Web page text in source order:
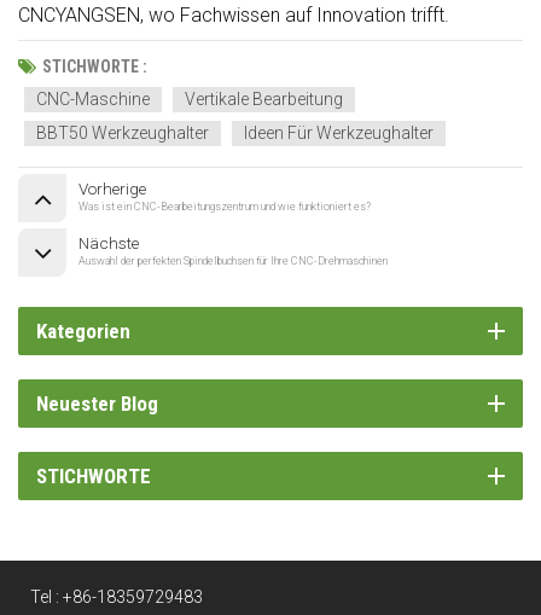
CNCYANGSEN, wo Fachwissen auf Innovation trifft.
STICHWORTE :
CNC-Maschine
Vertikale Bearbeitung
BBT50 Werkzeughalter
Ideen Für Werkzeughalter
Vorherige
Was ist ein CNC-Bearbeitungszentrum und wie funktioniert es?
Nächste
Auswahl der perfekten Spindelbuchsen für Ihre CNC-Drehmaschinen
Kategorien
Neuester Blog
STICHWORTE
Tel : +86-18359729483